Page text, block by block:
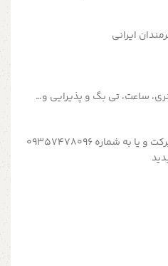
ایرانی
ساعت، تی بگ و پذیرایی و…
برای اطلاعات بیشتر از طریق دایرکت و یا به شماره 09357478096